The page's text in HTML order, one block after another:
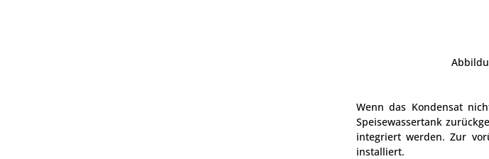
Wenn das Kondensat
Speisewassertank
integriert werden. Zur
installiert.